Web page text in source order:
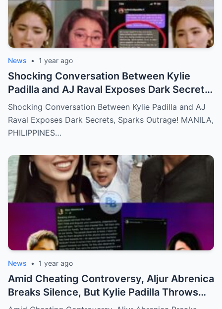
News • 1 year ago
Shocking Conversation Between Kylie
Padilla and AJ Raval Exposes Dark Secrets,
Sparks Outrage!
Shocking Conversation Between Kylie Padilla and AJ
Raval Exposes Dark Secrets, Sparks Outrage! MANILA,
PHILIPPINES…
News • 1 year ago
Amid Cheating Controversy, Aljur Abrenica
Breaks Silence, But Kylie Padilla Throws
Back Shade!